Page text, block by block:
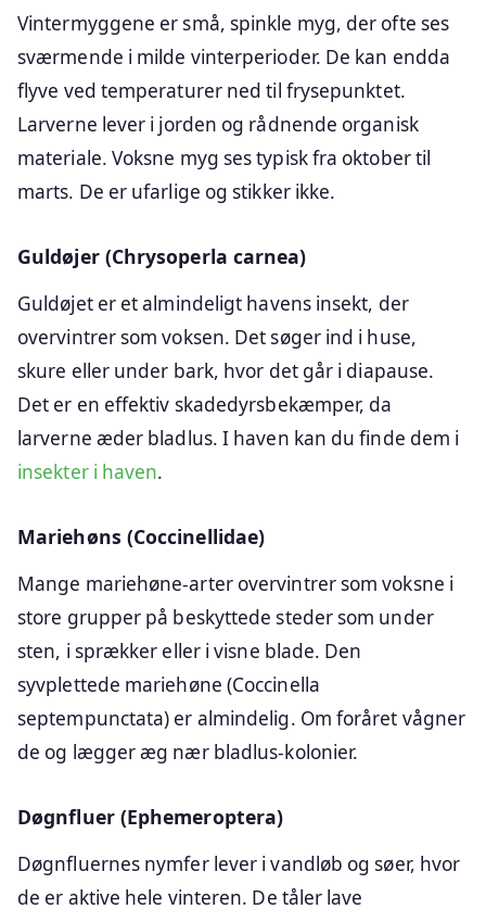
Vintermyggene er små, spinkle myg, der ofte ses
sværmende i milde vinterperioder. De kan endda
flyve ved temperaturer ned til frysepunktet.
Larverne lever i jorden og rådnende organisk
materiale. Voksne myg ses typisk fra oktober til
marts. De er ufarlige og stikker ikke.
Guldøjer (Chrysoperla carnea)
Guldøjet er et almindeligt havens insekt, der
overvintrer som voksen. Det søger ind i huse,
skure eller under bark, hvor det går i diapause.
Det er en effektiv skadedyrsbekæmper, da
larverne æder bladlus. I haven kan du finde dem i
insekter i haven.
Mariehøns (Coccinellidae)
Mange mariehøne-arter overvintrer som voksne i
store grupper på beskyttede steder som under
sten, i sprækker eller i visne blade. Den
syvplettede mariehøne (Coccinella
septempunctata) er almindelig. Om foråret vågner
de og lægger æg nær bladlus-kolonier.
Døgnfluer (Ephemeroptera)
Døgnfluernes nymfer lever i vandløb og søer, hvor
de er aktive hele vinteren. De tåler lave